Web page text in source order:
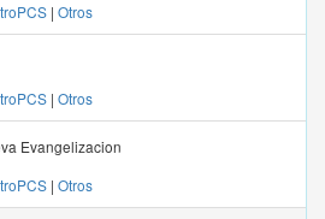
| Otros
| Otros
Evangelizacion
| Otros